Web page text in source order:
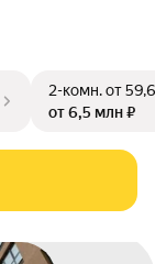
2-комн.от
от 6,5 млн ₽